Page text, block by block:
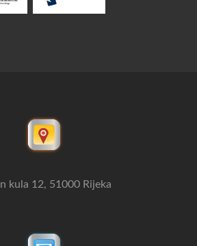
kula 12, 51000 Rijeka